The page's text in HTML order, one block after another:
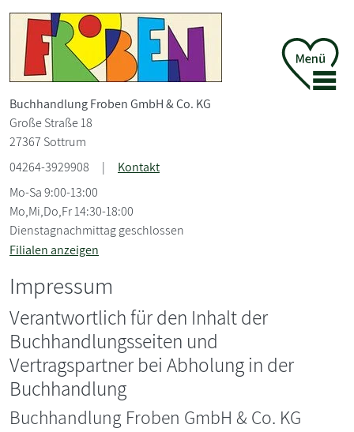
Buchhandlung Froben GmbH &Co. KG
Große Straße 18
27367 Sottrum
04264-3929908
|
Kontakt
Mo-Sa 9:00-13:00
Mo,Mi,Do,Fr 14:30-18:00
Dienstagnachmittag geschlossen
Filialen anzeigen
Impressum
Verantwortlich für den Inhalt der
Buchhandlungsseiten und
Vertragspartner bei Abholung in der
Buchhandlung
Buchhandlung Froben GmbH & Co. KG